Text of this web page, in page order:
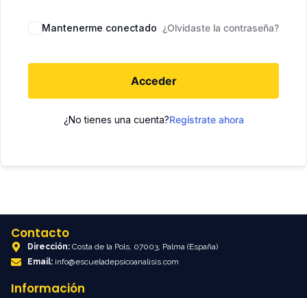
Mantenerme conectado ¿Olvidaste la contraseña?
Acceder
¿No tienes una cuenta?Regístrate ahora
Contacto
Dirección: Costa de la Pols, 07003, Palma (España)
Email: info@escueladepsicoanalisis.com
Información